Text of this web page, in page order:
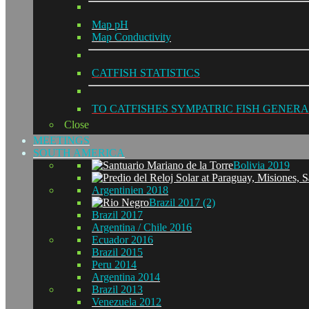
Map pH
Map Conductivity
CATFISH STATISTICS
TO CATFISHES SYMPATRIC FISH GENERA
Close
MEETINGS
SOUTH AMERICA
Bolivia 2019
Argentinien 2018
Brazil 2017 (2)
Brazil 2017
Argentina / Chile 2016
Ecuador 2016
Brazil 2015
Peru 2014
Argentina 2014
Brazil 2013
Venezuela 2012